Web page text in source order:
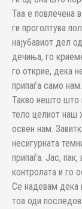
Таа е повлечена
ги проголтува
најубавиот дел
дечиња, го
го открие, дека
припаѓа само нам.
Такво нешто што
тело целиот наш
освен нам.
несигурната
припаѓа. Јас,
контролата и го
Се надевам дека
тоа оди